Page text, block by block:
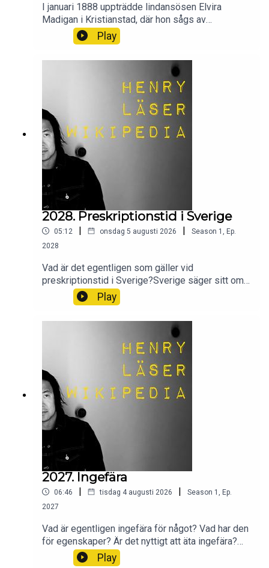
I januari 1888 uppträdde lindansösen Elvira
Madigan i Kristianstad, där hon sågs av
dragonlöjtnanten Sixten Sparre. Sparre blev
häftigt förälskad i den unga artisten, och parets
vad var det egentligen som hände?Wikipedia
säger sitt om Elvira Madigan.
Play
2028. Preskriptionstid i Sverige
05:12 | onsdag 5 augusti 2026 | Season 1
Ep.
2028
Vad är det egentligen som gäller vid
preskriptionstid i Sverige?Sverige säger sitt om
Preskriptionstid i Sverige.
Play
2027. Ingefära
06:46 | tisdag 4 augusti 2026 | Season 1
Ep.
2027
Vad är egentligen ingefära för något? Vad har den
för egenskaper? Är det nyttigt att äta ingefära?
Vad har den för bevisad effekt på kroppen? Och
Play